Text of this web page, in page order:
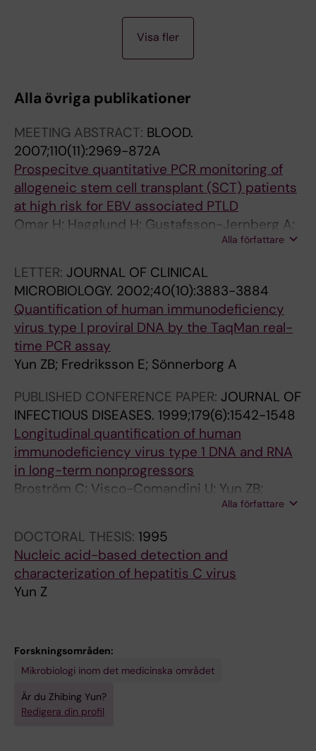
C
E
:
J
O
U
R
A
L
O
F
I
N
F
E
C
T
I
O
U
I
S
E
A
S
9
C
E
:
J
O
U
R
A
L
O
F
C
L
N
I
C
A
L
M
R
O
B
I
O
G
C
E
:
J
O
U
R
A
L
O
F
M
E
D
I
C
A
L
V
I
L
O
G
Y
9
9
C
E
:
H
E
P
A
O
L
O
G
Y
.
1
9
9
5
;
2
1
)
:
9
1
9
2
C
E
:
J
O
U
R
A
L
O
F
M
E
D
I
C
A
L
V
I
L
O
G
Y
9
9
C
E
:
J
O
U
R
A
L
O
F
M
E
D
I
C
A
L
V
I
L
O
G
Y
9
9
Visa fler
Alla övriga publikationer
MEETING ABSTRACT: BLOOD.
2007;110(11):2969-872A
Prospecitve quantitative PCR monitoring of
allogeneic stem cell transplant (SCT) patients
at high risk for EBV associated PTLD
Omar H; Hagglund H; Gustafsson-Jernberg A;
Le Blanc K; Mattson J; Remberger M; Ringden
Ljungman PT
Alla författare
LETTER: JOURNAL OF CLINICAL
MICROBIOLOGY. 2002;40(10):3883-3884
Quantification of human immunodeficiency
virus type I proviral DNA by the TaqMan real-
time PCR assay
Yun ZB; Fredriksson E; Sönnerborg A
PUBLISHED CONFERENCE PAPER: JOURNAL OF
INFECTIOUS DISEASES. 1999;179(6):1542-1548
Longitudinal quantification of human
immunodeficiency virus type 1 DNA and RNA
in long-term nonprogressors
Broström C; Visco-Comandini U; Yun ZB;
Alla författare
DOCTORAL THESIS: 1995
Nucleic acid-based detection and
characterization of hepatitis C virus
Yun Z
Forskningsområden:
Mikrobiologi inom det medicinska området
Är du Zhibing Yun?
Redigera din profil